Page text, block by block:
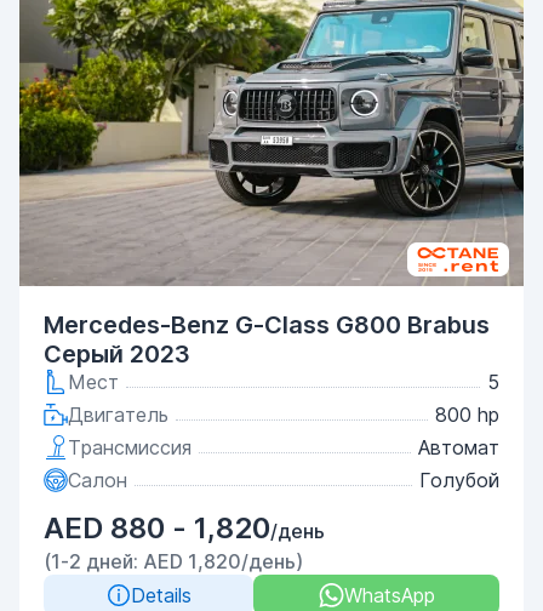
Mercedes-Benz G-Class G800 Brabus
Серый 2023
Мест
5
Двигатель
800 hp
Трансмиссия
Автомат
Салон
Голубой
AED 880 - 1,820/день
(1-2 дней: AED 1,820/день)
Details
WhatsApp